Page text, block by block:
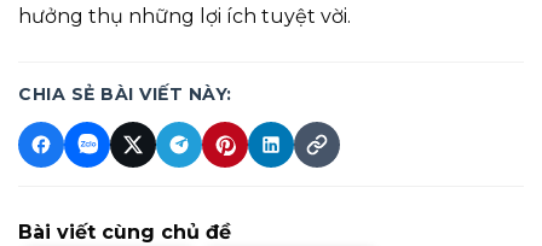
hưởng thụ những lợi ích tuyệt vời.
CHIA SẺ BÀI VIẾT NÀY:
Bài viết cùng chủ đề